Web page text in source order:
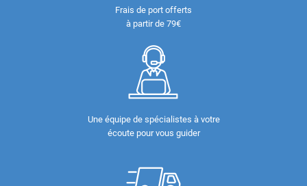
Frais de port offerts
à partir de 79€
Une équipe de spécialistes à votre
écoute pour vous guider